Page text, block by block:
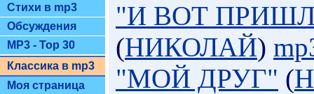
Стихи в mp3
Обсуждения
MP3 - Top 30
Классика в mp3
Моя страница
"И ВОТ
(НИКОЛАЙ)
"МОЙ ДРУГ" (